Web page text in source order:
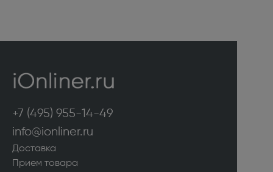
+7 (495) 955-14-49
info@ionliner.ru
Доставка
Прием товара